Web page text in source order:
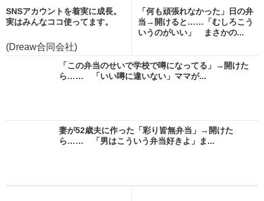
SNSアカウントを着実に成長。
実はみんなココ使ってます。
(Dreaw合同会社)
「何も頑張れなかった」日の弁
当→開けると……「むしろこう
いうのがいい」 まさかの...
「この弁当のせいで学校で噂になってる」→開けた
ら…… 「いい噂に違いない」ママが...
妻が52歳夫に作った「彩り皆無弁当」→開けた
ら…… 「男はこういう弁当好きよ」ま...